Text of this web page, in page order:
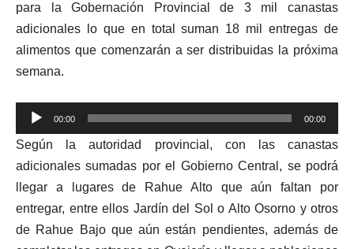
para la Gobernación Provincial de 3 mil canastas
adicionales lo que en total suman 18 mil entregas de
alimentos que comenzarán a ser distribuidas la próxima
semana.
Reproductor
de
audio
00:00 00:00
Según la autoridad provincial, con las canastas
adicionales sumadas por el Gobierno Central, se podrá
llegar a lugares de Rahue Alto que aún faltan por
entregar, entre ellos Jardín del Sol o Alto Osorno y otros
de Rahue Bajo que aún están pendientes, además de